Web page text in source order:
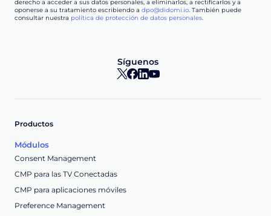
derecho a acceder a sus datos personales, a eliminarlos, a rectificarlos y a
oponerse a su tratamiento escribiendo a dpo@didomi.io. También puede
consultar nuestra política de protección de datos personales.
Síguenos
Productos
Módulos
Consent Management
CMP para las TV Conectadas
CMP para aplicaciones móviles
Preference Management